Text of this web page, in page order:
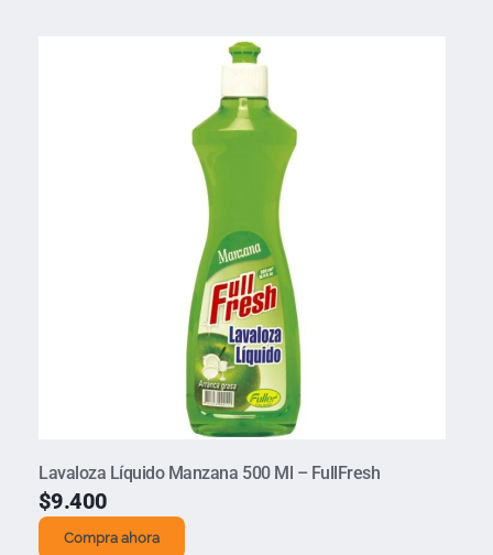
Lavaloza Líquido Manzana 500 Ml – FullFresh
$9.400
Compra ahora